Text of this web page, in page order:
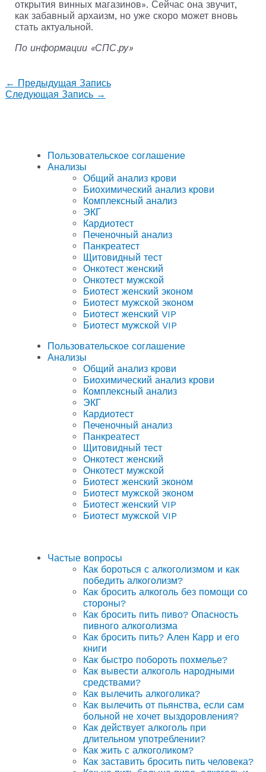
открытия винных магазинов». Сейчас она звучит,
как забавный архаизм, но уже скоро может вновь
стать актуальной.
По информации «СПС.ру»
← Предыдущая Запись
Следующая Запись →
Пользовательское соглашение
Анализы
Общий анализ крови
Биохимический анализ крови
Комплексный анализ
ЭКГ
Кардиотест
Печеночный анализ
Панкреатест
Щитовидный тест
Онкотест женский
Онкотест мужской
Биотест женский эконом
Биотест мужской эконом
Биотест женский VIP
Биотест мужской VIP
Пользовательское соглашение
Анализы
Общий анализ крови
Биохимический анализ крови
Комплексный анализ
ЭКГ
Кардиотест
Печеночный анализ
Панкреатест
Щитовидный тест
Онкотест женский
Онкотест мужской
Биотест женский эконом
Биотест мужской эконом
Биотест женский VIP
Биотест мужской VIP
Частые вопросы
Как бороться с алкоголизмом и как
победить алкоголизм?
Как бросить алкоголь без помощи со
стороны?
Как бросить пить пиво? Опасность
пивного алкоголизма
Как бросить пить? Ален Карр и его
книги
Как быстро побороть похмелье?
Как вывести алкоголь народными
средствами?
Как вылечить алкоголика?
Как вылечить от пьянства, если сам
больной не хочет выздоровления?
Как действует алкоголь при
длительном употреблении?
Как жить с алкоголиком?
Как заставить бросить пить человека?